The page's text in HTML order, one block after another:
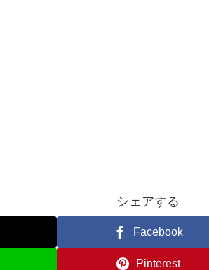
シェアする
Facebook
Pinterest